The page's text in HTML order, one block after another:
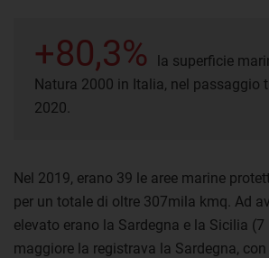
+80,3%
la superficie
Natura 2000 in Italia, nel passaggio
2020.
Nel 2019, erano 39 le aree marine
per un totale di oltre 307mila kmq. Ad
elevato erano la Sardegna e la Sicilia
maggiore la registrava la Sardegna,